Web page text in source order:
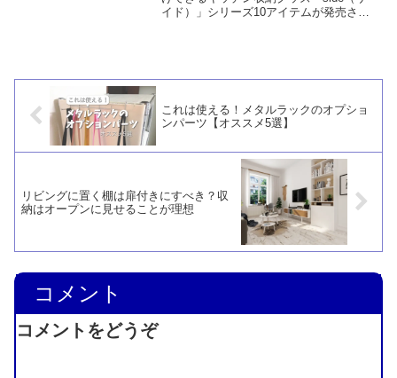
イド）」シリーズ10アイテムが発売され
これは使える！メタルラックのオプショ
ンパーツ【オススメ5選】
リビングに置く棚は扉付きにすべき？収
納はオープンに見せることが理想
コメント
コメントをどうぞ